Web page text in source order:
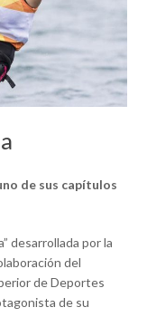
de sus capítulos
desarrollada por la
del
de Deportes
de su